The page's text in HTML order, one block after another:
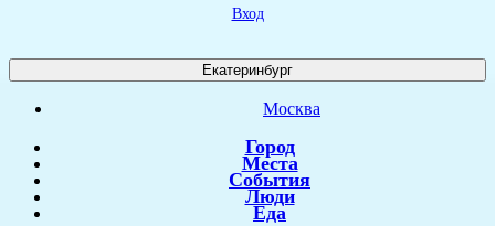
Вход
Екатеринбург
Москва
Город
Места
События
Люди
Еда